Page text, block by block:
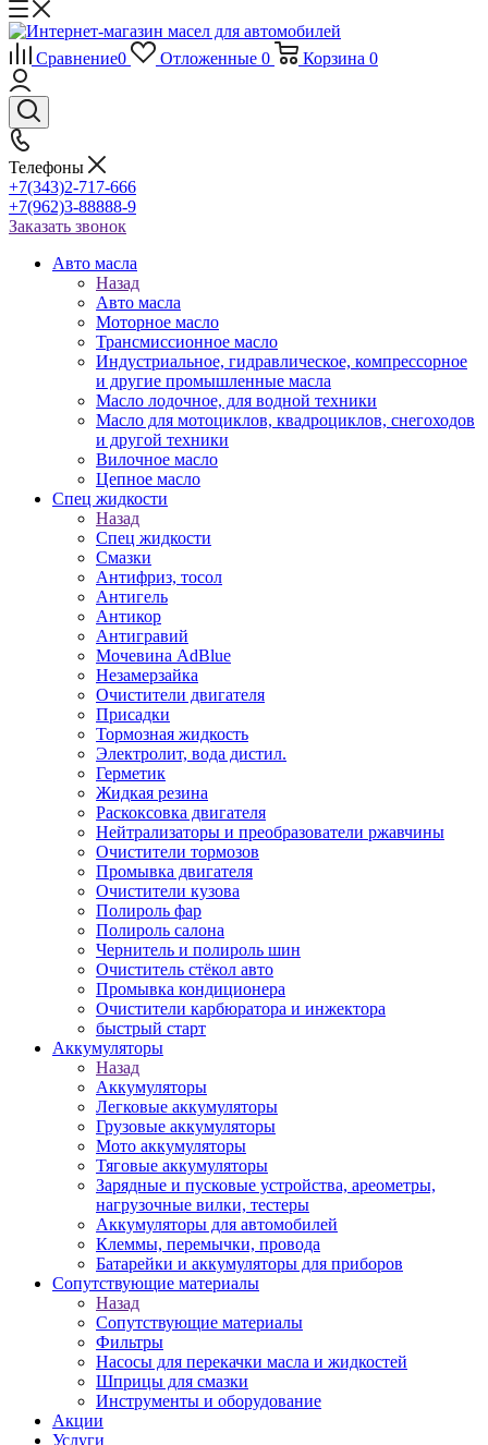
Сравнение0 Отложенные 0 Корзина 0
Телефоны
+7(343)2-717-666
+7(962)3-88888-9
Заказать звонок
Авто масла
Назад
Авто масла
Моторное масло
Трансмиссионное масло
Индустриальное, гидравлическое, компрессорное
и другие промышленные масла
Масло лодочное, для водной техники
Масло для мотоциклов, квадроциклов, снегоходов
и другой техники
Вилочное масло
Цепное масло
Спец жидкости
Назад
Спец жидкости
Смазки
Антифриз, тосол
Антигель
Антикор
Антигравий
Мочевина AdBlue
Незамерзайка
Очистители двигателя
Присадки
Тормозная жидкость
Электролит, вода дистил.
Герметик
Жидкая резина
Раскоксовка двигателя
Нейтрализаторы и преобразователи ржавчины
Очистители тормозов
Промывка двигателя
Очистители кузова
Полироль фар
Полироль салона
Чернитель и полироль шин
Очиститель стёкол авто
Промывка кондиционера
Очистители карбюратора и инжектора
быстрый старт
Аккумуляторы
Назад
Аккумуляторы
Легковые аккумуляторы
Грузовые аккумуляторы
Мото аккумуляторы
Тяговые аккумуляторы
Зарядные и пусковые устройства, ареометры,
нагрузочные вилки, тестеры
Аккумуляторы для автомобилей
Клеммы, перемычки, провода
Батарейки и аккумуляторы для приборов
Сопутствующие материалы
Назад
Сопутствующие материалы
Фильтры
Насосы для перекачки масла и жидкостей
Шприцы для смазки
Инструменты и оборудование
Акции
Услуги